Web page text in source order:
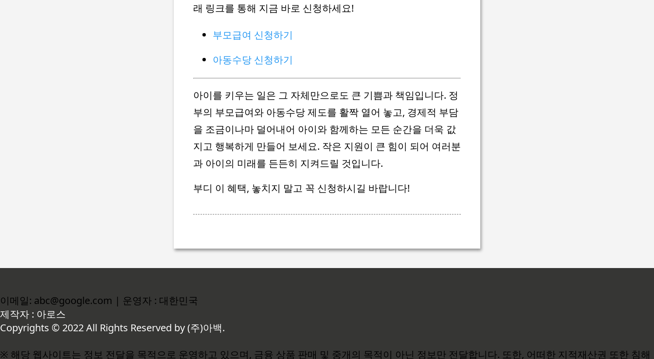
래 링크를 통해 지금 바로 신청하세요!
부모급여 신청하기
아동수당 신청하기
아이를 키우는 일은 그 자체만으로도 큰 기쁨과 책임입니다. 정
부의 부모급여와 아동수당 제도를 활짝 열어 놓고, 경제적 부담
을 조금이나마 덜어내어 아이와 함께하는 모든 순간을 더욱 값
지고 행복하게 만들어 보세요. 작은 지원이 큰 힘이 되어 여러분
과 아이의 미래를 든든히 지켜드릴 것입니다.
부디 이 혜택, 놓치지 말고 꼭 신청하시길 바랍니다!
이메일: abc@google.com | 운영자 : 대한민국
제작자 : 아로스
Copyrights © 2022 All Rights Reserved by (주)아백.
※ 해당 웹사이트는 정보 전달을 목적으로 운영하고 있으며, 금융 상품 판매 및 중개의 목적이 아닌 정보만 전달합니다. 또한, 어떠한 지적재산권 또한 침해